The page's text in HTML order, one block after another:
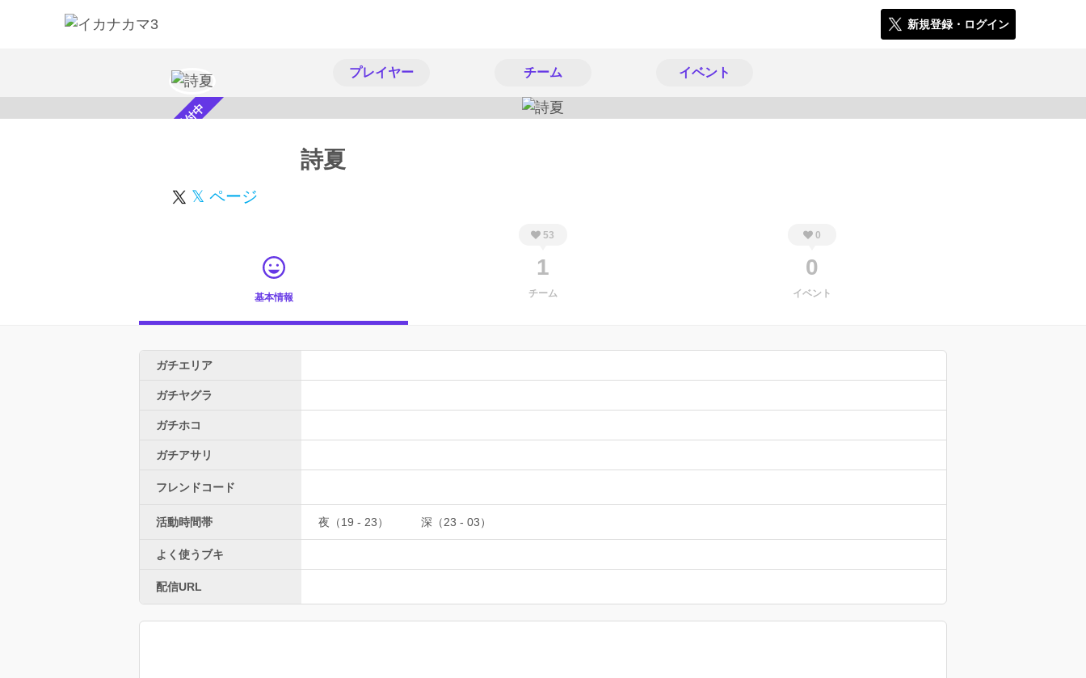
新規登録・ログイン
プレイヤー チーム イベント
スカウト受付中 詩夏
𝕏 ページ
基本情報
53
1
チーム
0
0
イベント
ガチエリア
ガチヤグラ
ガチホコ
ガチアサリ
フレンドコード
活動時間帯 夜（19 - 23） 深（23 - 03）
よく使うブキ
配信URL